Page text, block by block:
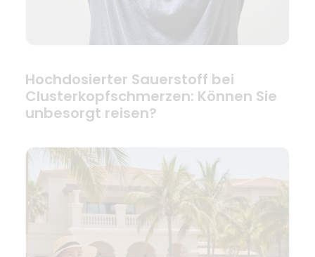
Hochdosierter Sauerstoff bei
Clusterkopfschmerzen: Können Sie
unbesorgt reisen?